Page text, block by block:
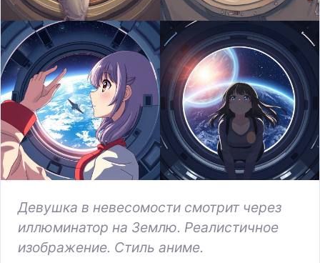
Девушка в невесомости смотрит через
иллюминатор на Землю. Реалистичное
изображение. Стиль аниме.